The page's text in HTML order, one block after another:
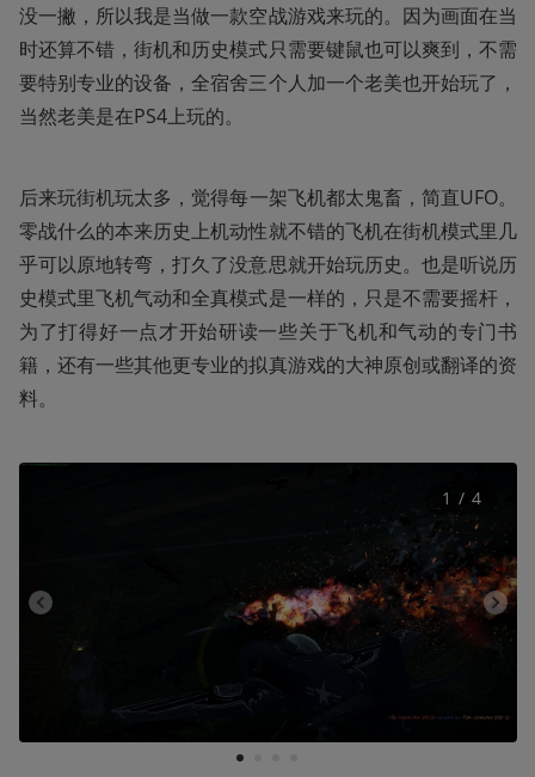
没一撇，所以我是当做一款空战游戏来玩的。因为画面在当
时还算不错，街机和历史模式只需要键鼠也可以爽到，不需
要特别专业的设备，全宿舍三个人加一个老美也开始玩了，
当然老美是在PS4上玩的。
后来玩街机玩太多，觉得每一架飞机都太鬼畜，简直UFO。
零战什么的本来历史上机动性就不错的飞机在街机模式里几
乎可以原地转弯，打久了没意思就开始玩历史。也是听说历
史模式里飞机气动和全真模式是一样的，只是不需要摇杆，
为了打得好一点才开始研读一些关于飞机和气动的专门书
籍，还有一些其他更专业的拟真游戏的大神原创或翻译的资
料。
1
1 / 4